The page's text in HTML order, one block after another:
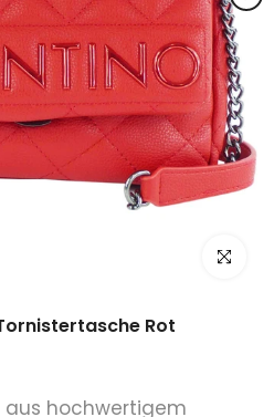
klicken
Tornistertasche Rot
hochwertigem